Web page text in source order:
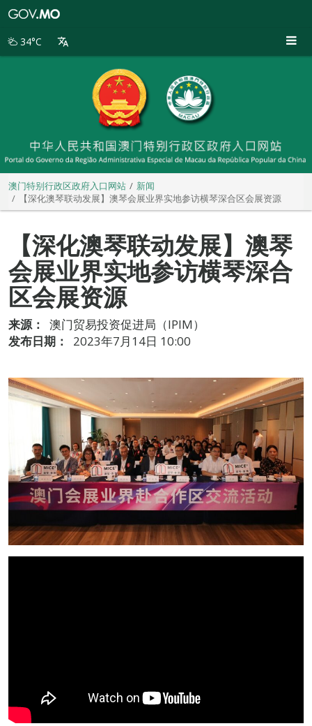
别
34°C
澳门特别行政区政府入口网站
新闻
【深化澳琴联动发展】澳琴会展业界实地参访横琴深合区会展资源
【深化澳琴联动发展】澳琴
会展业界实地参访横琴深合
区会展资源
来源：
澳门贸易投资促进局（IPIM）
发布日期：
2023年7月14日 10:00